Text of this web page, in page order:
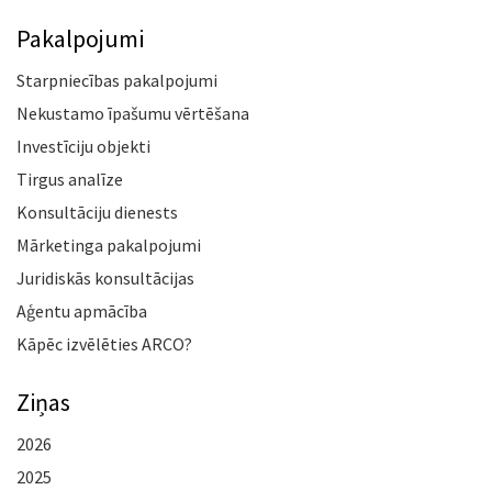
Pakalpojumi
Starpniecības pakalpojumi
Nekustamo īpašumu vērtēšana
Investīciju objekti
Tirgus analīze
Konsultāciju dienests
Mārketinga pakalpojumi
Juridiskās konsultācijas
Aģentu apmācība
Kāpēc izvēlēties ARCO?
Ziņas
2026
2025